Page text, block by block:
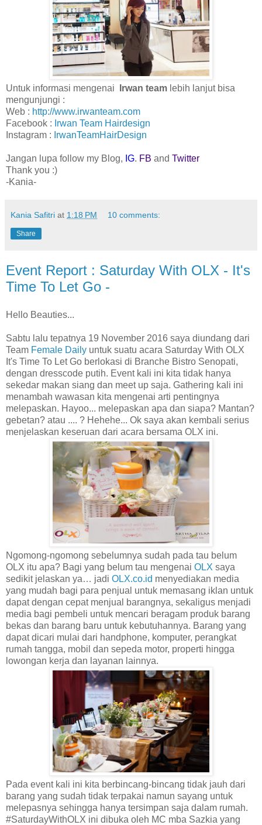
Untuk informasi mengenai Irwan team lebih lanjut bisa
mengunjungi :
Web : http://www.irwanteam.com
Facebook : Irwan Team Hairdesign
Instagram : IrwanTeamHairDesign
Jangan lupa follow my Blog, IG. FB and Twitter
Thank you :)
-Kania-
Kania Safitri at 1:18 PM 10 comments:
Share
Event Report : Saturday With OLX - It's
Time To Let Go -
Hello Beauties...
Sabtu lalu tepatnya 19 November 2016 saya diundang dari
Team Female Daily untuk suatu acara Saturday With OLX
It's Time To Let Go berlokasi di Branche Bistro Senopati,
dengan dresscode putih. Event kali ini kita tidak hanya
sekedar makan siang dan meet up saja. Gathering kali ini
menambah wawasan kita mengenai arti pentingnya
melepaskan. Hayoo... melepaskan apa dan siapa? Mantan?
gebetan? atau .... ? Hehehe... Ok saya akan kembali serius
menjelaskan keseruan dari acara bersama OLX ini.
Ngomong-ngomong sebelumnya sudah pada tau belum
OLX itu apa? Bagi yang belum tau mengenai OLX saya
sedikit jelaskan ya… jadi OLX.co.id menyediakan media
yang mudah bagi para penjual untuk memasang iklan untuk
dapat dengan cepat menjual barangnya, sekaligus menjadi
media bagi pembeli untuk mencari beragam produk barang
bekas dan barang baru untuk kebutuhannya. Barang yang
dapat dicari mulai dari handphone, komputer, perangkat
rumah tangga, mobil dan sepeda motor, properti hingga
lowongan kerja dan layanan lainnya.
Pada event kali ini kita berbincang-bincang tidak jauh dari
barang yang sudah tidak terpakai namun sayang untuk
melepasnya sehingga hanya tersimpan saja dalam rumah.
#SaturdayWithOLX ini dibuka oleh MC mba Sazkia yang